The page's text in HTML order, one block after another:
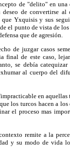
de "delito" en una
de convertirse
Yxquisis y sus
el punto de vista de los
que de agresión.
de juzgar casos
final de este caso,
se debía
al cuerpo del
en aquellas
los turcos hacen a
el proceso mas
remite a la
y su modo de vida